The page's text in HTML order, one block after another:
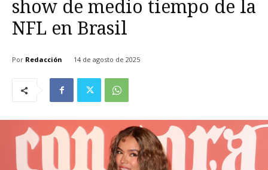
show de medio tiempo de la
NFL en Brasil
Por Redacción 14 de agosto de 2025